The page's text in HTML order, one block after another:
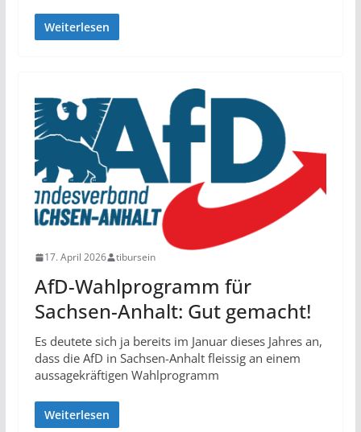
Weiterlesen
17. April 2026 tibursein
AfD-Wahlprogramm für
Sachsen-Anhalt: Gut gemacht!
Es deutete sich ja bereits im Januar dieses Jahres an,
dass die AfD in Sachsen-Anhalt fleissig an einem
aussagekräftigen Wahlprogramm
Weiterlesen